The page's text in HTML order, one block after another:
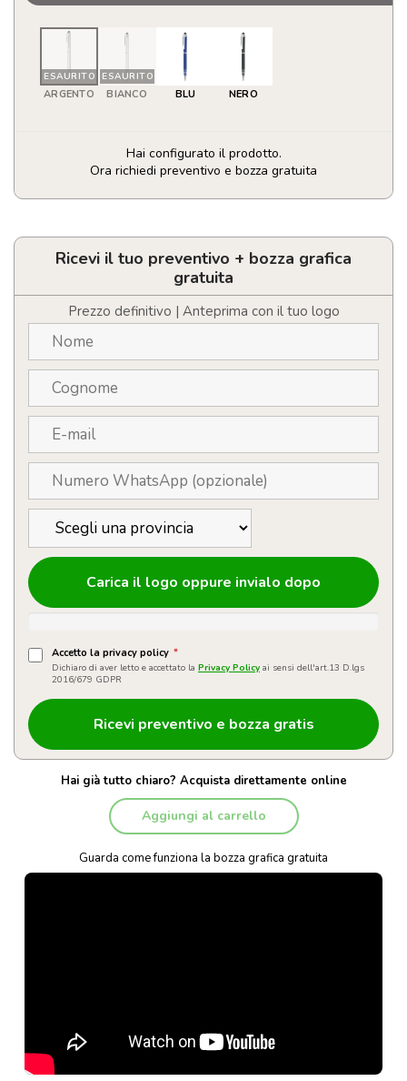
ESAURITO
ARGENTO
ESAURITO
BIANCO BLU NERO
Hai configurato il prodotto.
Ora richiedi preventivo e bozza gratuita
Penna
screen
alluminio
riciclato
quantità
Ricevi il tuo preventivo + bozza grafica
gratuita
Prezzo definitivo | Anteprima con il tuo logo
Carica il logo oppure invialo dopo
Accetto la privacy policy *
Dichiaro di aver letto e accettato la Privacy Policy ai sensi dell'art.13 D.lgs
2016/679 GDPR
Hai già tutto chiaro? Acquista direttamente online
Aggiungi al carrello
Guarda come funziona la bozza grafica gratuita